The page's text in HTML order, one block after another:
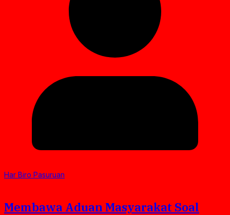
Har Biro Pasuruan
Membawa Aduan Masyarakat Soal